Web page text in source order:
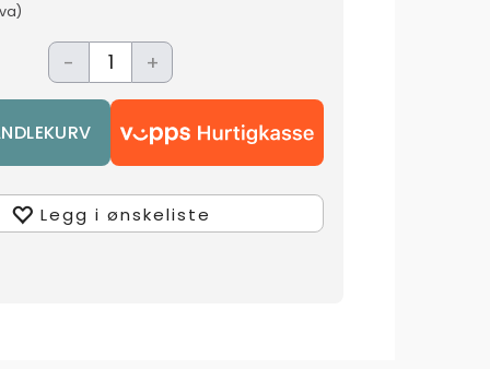
- +
Legg i ønskeliste